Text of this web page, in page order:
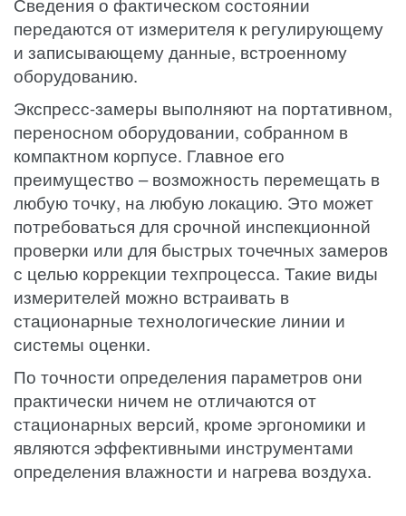
Сведения о фактическом состоянии
передаются от измерителя к регулирующему
и записывающему данные, встроенному
оборудованию.
Экспресс-замеры выполняют на портативном,
переносном оборудовании, собранном в
компактном корпусе. Главное его
преимущество – возможность перемещать в
любую точку, на любую локацию. Это может
потребоваться для срочной инспекционной
проверки или для быстрых точечных замеров
с целью коррекции техпроцесса. Такие виды
измерителей можно встраивать в
стационарные технологические линии и
системы оценки.
По точности определения параметров они
практически ничем не отличаются от
стационарных версий, кроме эргономики и
являются эффективными инструментами
определения влажности и нагрева воздуха.